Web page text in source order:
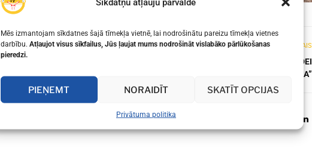
Mēs izmantojam sīkdatnes šajā tīmekļa vietnē, lai nodrošinātu pareizu tīmekļa vietnes
darbību. Atļaujot visus sīkfailus, Jūs ļaujat mums nodrošināt vislabāko pārlūkošanas
pieredzi.
PIEŅEMT NORAIDĪT SKATĪT OPCIJAS
Privātuma politika
NĀKAMAIS
SVĒTKU PABALSTS SKOLAS PIEDERUMU IEGĀDEI
PAŠVALDĪBAS AKCIJĀ “SKOLAS SOMA”